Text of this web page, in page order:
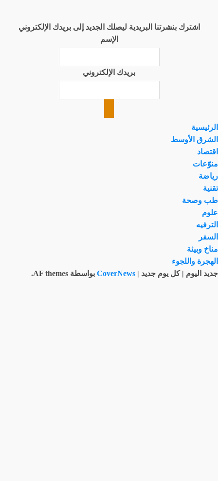
اشترك بنشرتنا البريدية ليصلك الجديد إلى بريدك الإلكتروني
الإسم
بريدك الإلكتروني
الرئيسية
الشرق الأوسط
اقتصاد
منوّعات
رياضة
تقنية
طب وصحة
علوم
الترفيه
السفر
مناخ وبيئة
الهجرة واللجوء
جديد اليوم | كل يوم جديد |
CoverNews بواسطة AF themes.